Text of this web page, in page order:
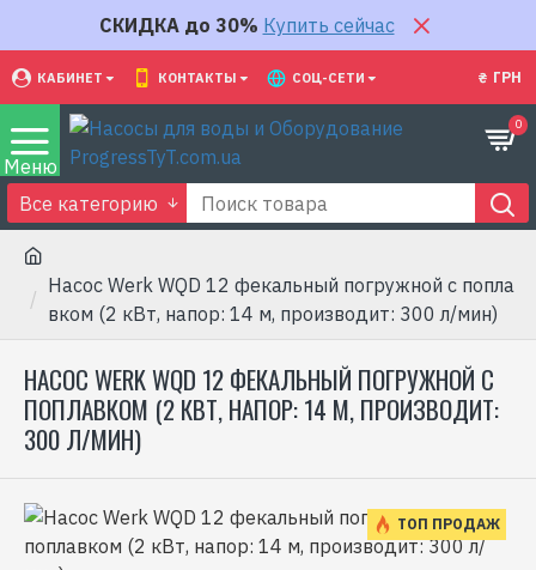
СКИДКА до 30% Купить сейчас
КАБИНЕТ КОНТАКТЫ СОЦ-СЕТИ ₴ ГРН
0
Все категорию
Насос Werk WQD 12 фекальный погружной с попла
вком (2 кВт, напор: 14 м, производит: 300 л/мин)
НАСОС WERK WQD 12 ФЕКАЛЬНЫЙ ПОГРУЖНОЙ С
ПОПЛАВКОМ (2 КВТ, НАПОР: 14 М, ПРОИЗВОДИТ:
300 Л/МИН)
ТОП ПРОДАЖ